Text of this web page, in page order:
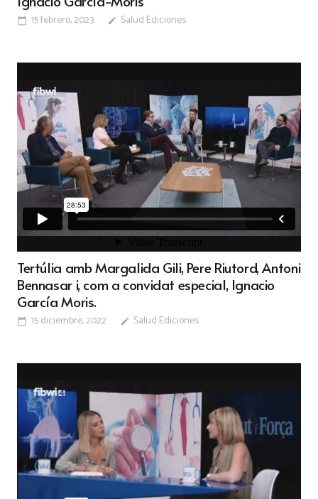
calendar_today 15 febrero, 2023 edit Salud Ediciones
Tertúlia amb Margalida Gili, Pere Riutord, Antoni
Bennasar i, com a convidat especial, Ignacio
García Moris.
calendar_today 15 diciembre, 2022 edit Salud Ediciones